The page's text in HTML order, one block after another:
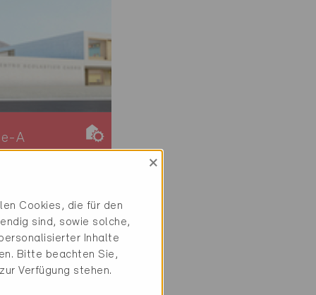
A
Schule
×
Cookies, die für den
sind, sowie solche,
Inhalte
Bitte beachten Sie,
Verfügung stehen.